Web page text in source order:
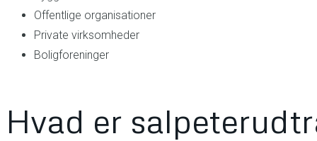
Offentlige organisationer
Private virksomheder
Boligforeninger
Hvad er